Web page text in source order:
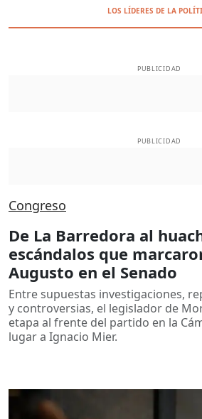
LOS LÍDERES DE LA
PUBLICIDAD
PUBLICIDAD
Congreso
De La Barredora al
escándalos que
Augusto en el Senado
Entre supuestas investigaciones,
y controversias, el legislador de
etapa al frente del partido en la
lugar a Ignacio Mier.